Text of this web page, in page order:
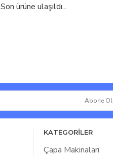
Son ürüne ulaşıldı...
Abone Ol
KATEGORİLER
Çapa Makinaları